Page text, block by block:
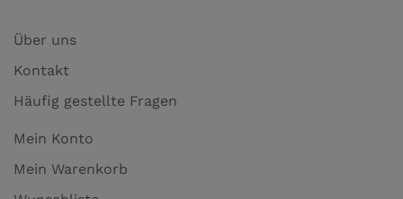
Über uns
Kontakt
Häufig gestellte Fragen
Mein Konto
Mein Warenkorb